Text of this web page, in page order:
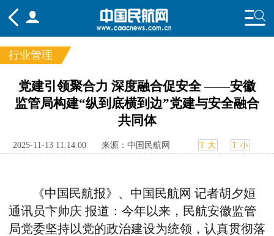
频道
头条 要闻 国内 国际
行业
智库 专题
行业管理
党建引领聚合力 深度融合促安全 ——安徽
监管局构建“纵到底横到边”党建与安全融合
共同体
2025-11-13 11:14:00 来源：中国民航网 T 大 T 小
《中国民航报》、中国民航网 记者胡夕姮
通讯员卞帅庆 报道：今年以来，民航安徽监管
局党委坚持以党的政治建设为统领，认真贯彻落